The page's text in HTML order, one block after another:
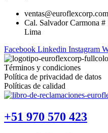
ventas@euroflexcorp.com
Cal. Salvador Carmona
Lima
Facebook Linkedin Instagram
Términos y condiciones
Política de privacidad de datos
Políticas de calidad
+51 970 570 423